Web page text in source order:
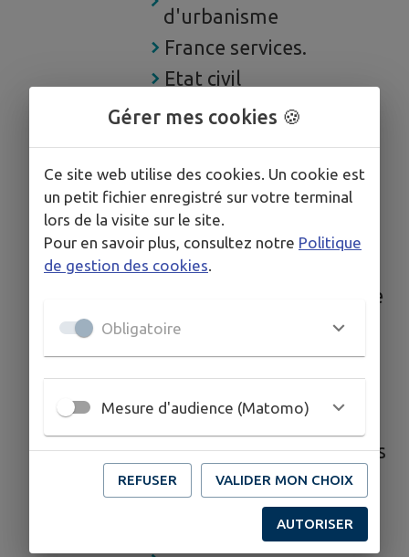
d'urbanisme
France services.
Etat civil
JDC Recensement
signature
L'inscription électorales
Reconnaissance d'un
enfant
Déclaration conjointe de
choix d'un non de
Famille
Vie Pratique
Carte des défibrillateurs
Démarches à l'Agence
"Mobilité sur le
Gérer mes cookies 🍪
Ce site web utilise des cookies. Un cookie est
un petit fichier enregistré sur votre terminal
lors de la visite sur le site.
Pour en savoir plus, consultez notre Politique
de gestion des cookies.
Obligatoire
Mesure d'audience (Matomo)
REFUSER VALIDER MON CHOIX
AUTORISER